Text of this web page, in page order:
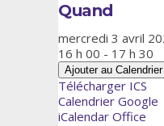
Quand
mercredi 3 avril
16 h 00 - 17 h 30
Ajouter au Calendrier
Télécharger ICS
Calendrier Google
iCalendar Office